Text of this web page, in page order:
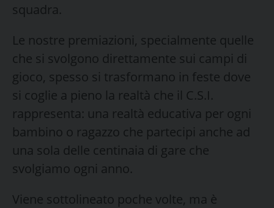
squadra.
Le nostre premiazioni, specialmente quelle
che si svolgono direttamente sui campi di
gioco, spesso si trasformano in feste dove
si coglie a pieno la realtà che il C.S.I.
rappresenta: una realtà educativa per ogni
bambino o ragazzo che partecipi anche ad
una sola delle centinaia di gare che
svolgiamo ogni anno.
Viene sottolineato poche volte, ma è